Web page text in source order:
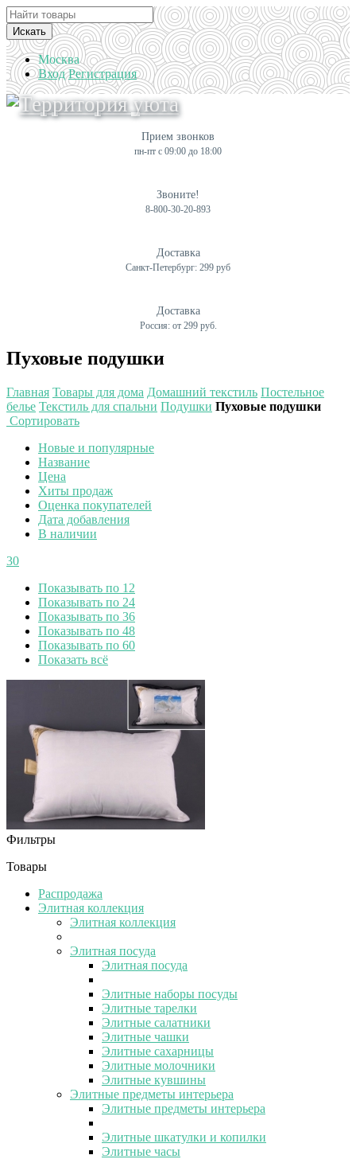
Искать
Москва
Вход Регистрация
Прием звонков
пн-пт с 09:00 до 18:00
Звоните!
8-800-30-20-893
Доставка
Санкт-Петербург: 299 руб
Доставка
Россия: от 299 руб.
Пуховые подушки
Главная Товары для дома Домашний текстиль Постельное
белье Текстиль для спальни Подушки Пуховые подушки
Сортировать
Новые и популярные
Название
Цена
Хиты продаж
Оценка покупателей
Дата добавления
В наличии
30
Показывать по 12
Показывать по 24
Показывать по 36
Показывать по 48
Показывать по 60
Показать всё
Фильтры
Товары
Распродажа
Элитная коллекция
Элитная коллекция
Элитная посуда
Элитная посуда
Элитные наборы посуды
Элитные тарелки
Элитные салатники
Элитные чашки
Элитные сахарницы
Элитные молочники
Элитные кувшины
Элитные предметы интерьера
Элитные предметы интерьера
Элитные шкатулки и копилки
Элитные часы